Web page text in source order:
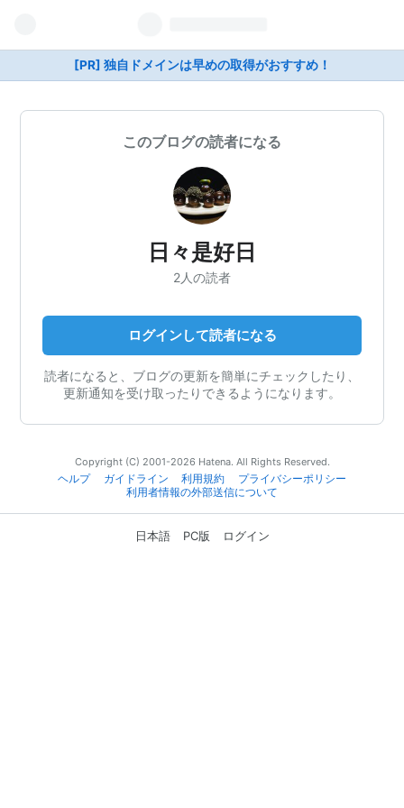
[PR] 独自ドメインは早めの取得がおすすめ！
このブログの読者になる
日々是好日
2人の読者
ログインして読者になる
読者になると、ブログの更新を簡単にチェックしたり、
更新通知を受け取ったりできるようになります。
Copyright (C) 2001-2026 Hatena. All Rights Reserved.
ヘルプ
ガイドライン 利用規約
プライバシーポリシー
利用者情報の外部送信について
日本語 PC版 ログイン